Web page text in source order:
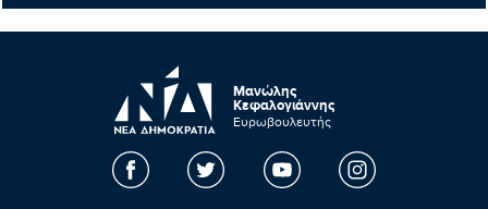
Μανώλης
Κεφαλογιάννης
Ευρωβουλευτής